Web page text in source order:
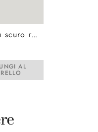
Pantaloni cinque tasche blu scuro regular fit in denim soft touch
AL